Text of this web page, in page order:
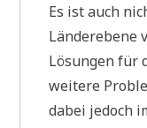
Es ist auch
Länderebene
Lösungen für
weitere
dabei jedoch